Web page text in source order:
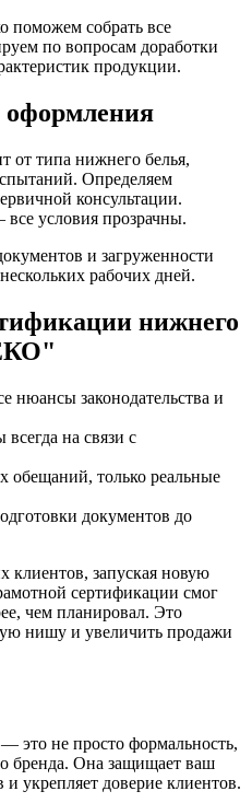
собрать все
по вопросам доработки
продукции.
оформления
от типа нижнего белья,
Определяем
консультации.
условия прозрачны.
и загруженности
рабочих дней.
нижнего
нюансы законодательства и
на связи с
обещаний, только реальные
документов до
клиентов, запуская новую
сертификации смог
чем планировал. Это
нишу и увеличить продажи
это не просто формальность,
бренда. Она защищает ваш
укрепляет доверие клиентов.